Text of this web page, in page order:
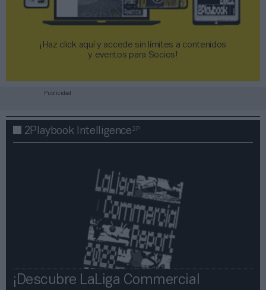
¡Haz click aquí y accede sin límites a contenidos
y eventos para Socios!​​​​​​​
Publicidad
2Playbook Intelligence2P
¡Descubre LaLiga Commercial